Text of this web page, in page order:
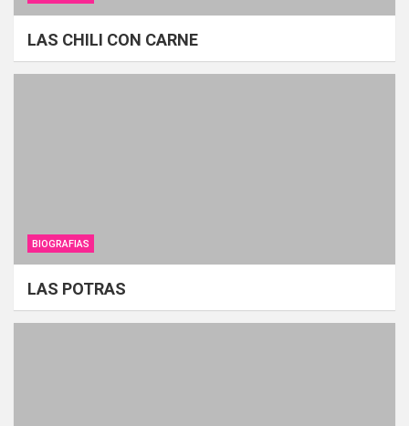
LAS CHILI CON CARNE
BIOGRAFIAS
LAS POTRAS